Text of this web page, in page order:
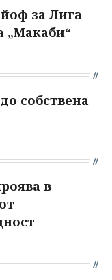
за Лига
„Макаби“
собствена
в